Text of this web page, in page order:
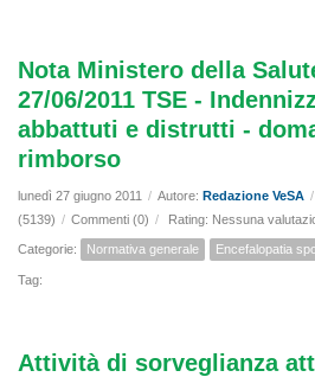
Nota Ministero della
27/06/2011 TSE -
abbattuti e distrutti -
rimborso
lunedì 27 giugno 2011 / Autore: Redazione VeSA /
(5139) / Commenti (0) / Rating: Nessuna
Categorie: Normativa generale Encefalopatia
Tag:
Attività di sorveglianza